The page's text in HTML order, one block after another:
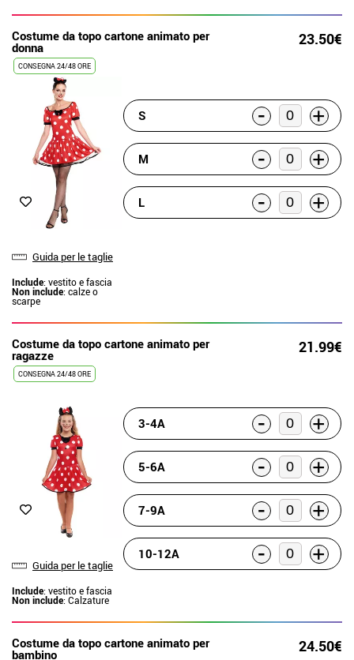
Costume da topo cartone animato per
donna 23.50€
CONSEGNA 24/48 ORE
Guida per le taglie
Include: vestito e fascia
Non include: calze o
scarpe
S - +
M - +
L - +
Costume da topo cartone animato per
ragazze 21.99€
CONSEGNA 24/48 ORE
Guida per le taglie
Include: vestito e fascia
Non include: Calzature
3-4A - +
5-6A - +
7-9A - +
10-12A - +
Costume da topo cartone animato per
bambino 24.50€